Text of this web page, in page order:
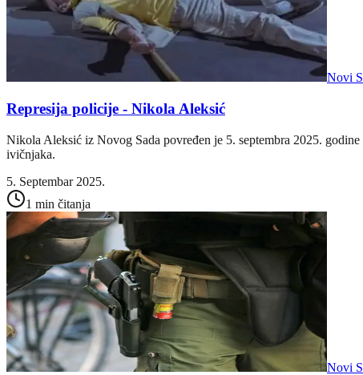
Novi
Represija policije - Nikola Aleksić
Nikola Aleksić iz Novog Sada povređen je 5. septembra 2025.
ivičnjaka.
5. Septembar 2025.
1 min čitanja
Novi